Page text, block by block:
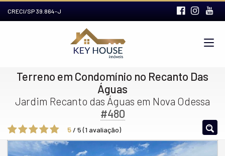
CRECI/SP 39.864-J
Terreno em Condomínio no Recanto Das
Águas
Jardim Recanto das Águas em Nova Odessa
#480
5 / 5(1 avaliação)